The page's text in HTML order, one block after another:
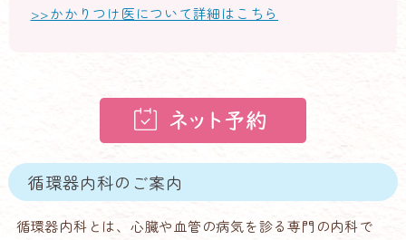
>>かかりつけ医について詳細はこちら
循環器内科のご案内
循環器内科とは、心臓や血管の病気を診る専門の内科で